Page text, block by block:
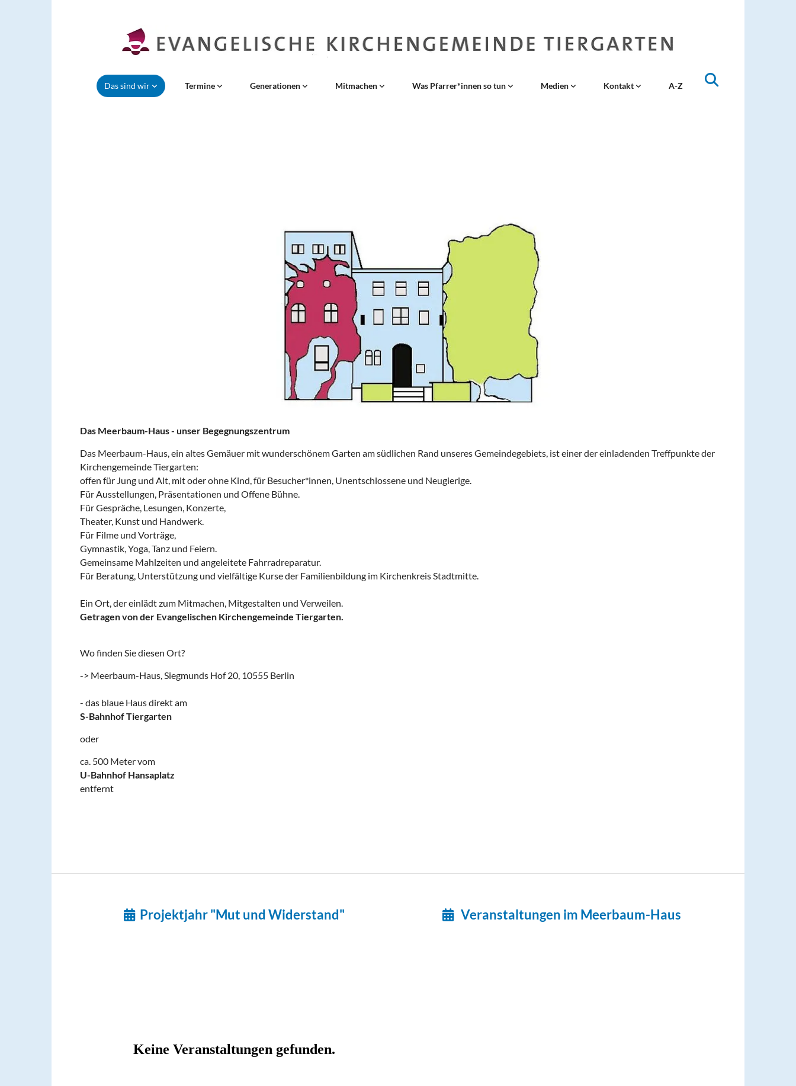
Das sind wir Termine Generationen Mitmachen Was Pfarrer*innen so tun Medien Kontakt A-Z
Das Meerbaum-Haus - unser Begegnungszentrum
Das Meerbaum-Haus, ein altes Gemäuer mit wunderschönem Garten am südlichen Rand unseres Gemeindegebiets, ist einer der einladenden Treffpunkte der
Kirchengemeinde Tiergarten:
offen für Jung und Alt, mit oder ohne Kind, für Besucher*innen, Unentschlossene und Neugierige.
Für Ausstellungen, Präsentationen und Offene Bühne.
Für Gespräche, Lesungen, Konzerte,
Theater, Kunst und Handwerk.
Für Filme und Vorträge,
Gymnastik, Yoga, Tanz und Feiern.
Gemeinsame Mahlzeiten und angeleitete Fahrradreparatur.
Für Beratung, Unterstützung und vielfältige Kurse der Familienbildung im Kirchenkreis Stadtmitte.
Ein Ort, der einlädt zum Mitmachen, Mitgestalten und Verweilen.
Getragen von der Evangelischen Kirchengemeinde Tiergarten.
Wo finden Sie diesen Ort?
-> Meerbaum-Haus, Siegmunds Hof 20, 10555 Berlin
- das blaue Haus direkt am
S-Bahnhof Tiergarten
oder
ca. 500 Meter vom
U-Bahnhof Hansaplatz
entfernt
Projektjahr "Mut und Widerstand" Veranstaltungen im Meerbaum-Haus